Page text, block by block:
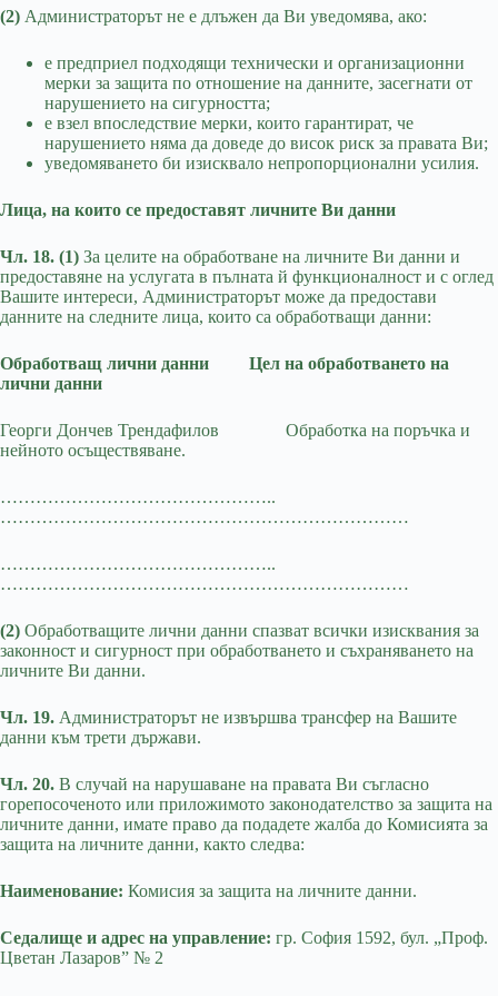
(2) Администраторът не е длъжен да Ви уведомява, ако:
е предприел подходящи технически и организационни
мерки за защита по отношение на данните, засегнати от
нарушението на сигурността;
е взел впоследствие мерки, които гарантират, че
нарушението няма да доведе до висок риск за правата Ви;
уведомяването би изисквало непропорционални усилия.
Лица, на които се предоставят личните Ви данни
Чл. 18. (1) За целите на обработване на личните Ви данни и
предоставяне на услугата в пълната й функционалност и с оглед
Вашите интереси, Администраторът може да предостави
данните на следните лица, които са обработващи данни:
Обработващ лични данни
Цел на обработването на
лични данни
Георги Дончев Трендафилов Обработка на поръчка и
нейното осъществяване.
………………………………………..
……………………………………………………………
………………………………………..
……………………………………………………………
(2) Обработващите лични данни спазват всички изисквания за
законност и сигурност при обработването и съхраняването на
личните Ви данни.
Чл. 19. Администраторът не извършва трансфер на Вашите
данни към трети държави.
Чл. 20. В случай на нарушаване на правата Ви съгласно
горепосоченото или приложимото законодателство за защита на
личните данни, имате право да подадете жалба до Комисията за
защита на личните данни, както следва:
Наименование: Комисия за защита на личните данни.
Седалище и адрес на управление: гр. София 1592, бул. „Проф.
Цветан Лазаров” № 2